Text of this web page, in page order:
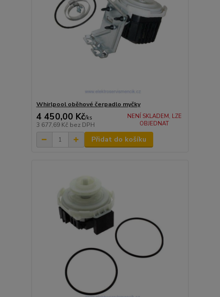
Whirlpool oběhové čerpadlo myčky
4 450,00 Kč/ks
3 677,69 Kč bez DPH
NENÍ SKLADEM, LZE
OBJEDNAT
Přidat do košíku